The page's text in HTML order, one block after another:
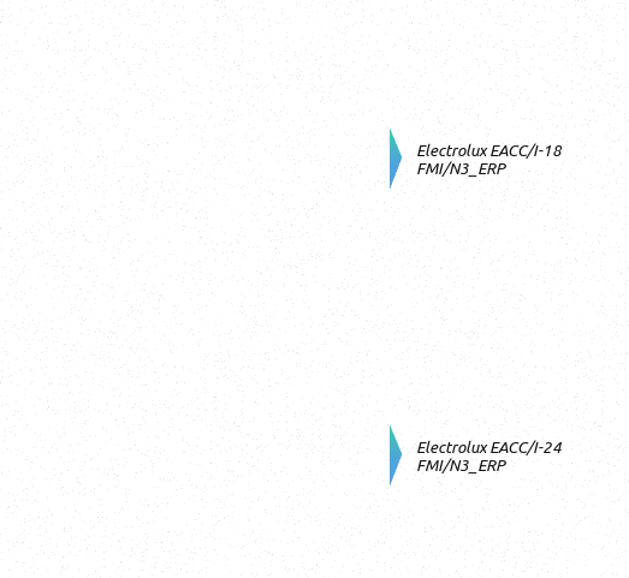
Electrolux EACC/I-18
FMI/N3_ERP
Electrolux EACC/I-24
FMI/N3_ERP